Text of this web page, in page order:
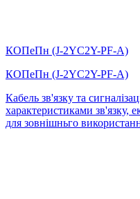
КОПеПн (J-2YC2Y-PF-А)
КОПеПн (J-2YC2Y-PF-А)
Кабель зв'язку та
характеристиками зв'язку,
для зовнішньго